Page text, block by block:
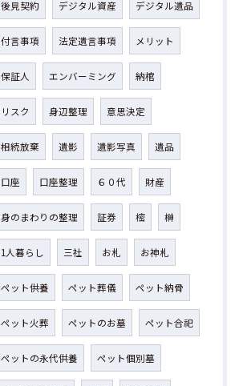
後見契約 デジタル資産 デジタル遺品
付言事項 法定遺言事項 メリット
保証人 エンバーミング 納棺
リスク 身辺整理 意思決定
相続放棄 遺影 遺影写真 遺品
口座 口座整理 ６０代 財産
身のまわりの整理 証券 樒 榊
1人暮らし 三社 お札 お神札
ペット供養 ペット葬儀 ペット納骨
ペット火葬 ペットのお墓 ペット合祀
ペットの永代供養 ペット個別墓